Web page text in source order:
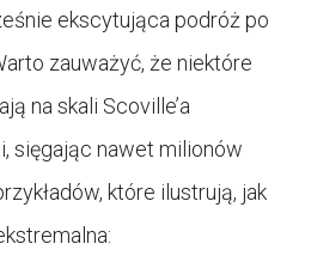
ekscytująca podróż po
zauważyć, że niektóre
na skali Scoville’a
sięgając nawet milionów
które ilustrują, jak